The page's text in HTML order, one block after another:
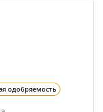
одобряемость